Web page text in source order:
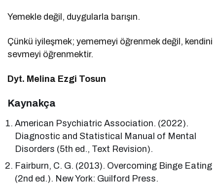
Yemekle değil, duygularla barışın.
Çünkü iyileşmek; yememeyi öğrenmek değil, kendini
sevmeyi öğrenmektir.
Dyt. Melina Ezgi Tosun
Kaynakça
American Psychiatric Association. (2022).
Diagnostic and Statistical Manual of Mental
Disorders (5th ed., Text Revision).
Fairburn, C. G. (2013). Overcoming Binge Eating
(2nd ed.). New York: Guilford Press.